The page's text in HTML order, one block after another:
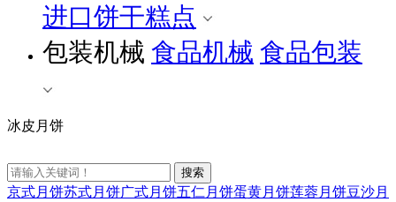
进口饼干糕点
包装机械 食品机械 食品包装
冰皮月饼
京式月饼苏式月饼广式月饼五仁月饼蛋黄月饼莲蓉月饼豆沙月